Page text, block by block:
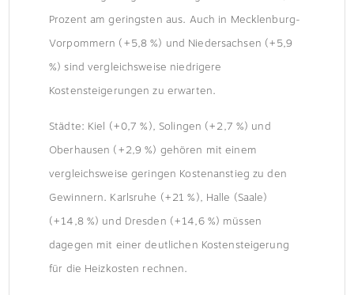
Prozent am geringsten aus. Auch in Mecklenburg-
Vorpommern (+5,8 %) und Niedersachsen (+5,9
%) sind vergleichsweise niedrigere
Kostensteigerungen zu erwarten.
Städte: Kiel (+0,7 %), Solingen (+2,7 %) und
Oberhausen (+2,9 %) gehören mit einem
vergleichsweise geringen Kostenanstieg zu den
Gewinnern. Karlsruhe (+21 %), Halle (Saale)
(+14,8 %) und Dresden (+14,6 %) müssen
dagegen mit einer deutlichen Kostensteigerung
für die Heizkosten rechnen.